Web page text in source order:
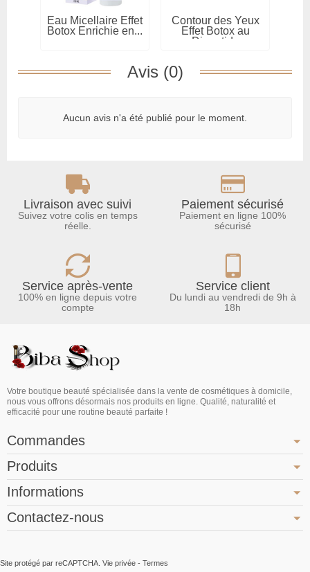
Eau Micellaire Effet
Botox Enrichie en...
Contour des Yeux
Effet Botox au
Dipeptide
Avis (0)
Aucun avis n'a été publié pour le moment.
Livraison avec suivi
Suivez votre colis en temps
réelle.
Paiement sécurisé
Paiement en ligne 100%
sécurisé
Service après-vente
100% en ligne depuis votre
compte
Service client
Du lundi au vendredi de 9h à
18h
Votre boutique beauté spécialisée dans la vente de cosmétiques à domicile,
nous vous offrons désormais nos produits en ligne. Qualité, naturalité et
efficacité pour une routine beauté parfaite !
Commandes
Produits
Informations
Contactez-nous
Site protégé par reCAPTCHA. Vie privée - Termes